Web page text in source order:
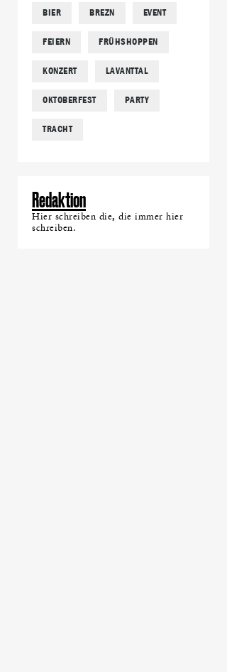
BIER BREZN EVENT
FEIERN FRÜHSHOPPEN
KONZERT LAVANTTAL
OKTOBERFEST PARTY
TRACHT
Redaktion
Hier schreiben die, die immer hier
schreiben.